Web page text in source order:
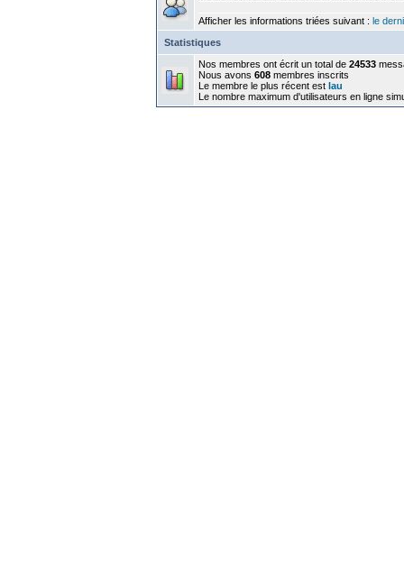
Afficher les informations triées suivant : le
Statistiques
Nos membres ont écrit un total de 24533
Nous avons 608 membres inscrits
Le membre le plus récent est lau
Le nombre maximum d'utilisateurs en ligne